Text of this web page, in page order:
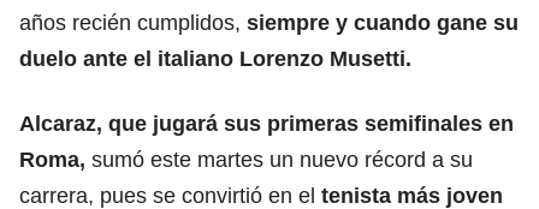
años recién cumplidos, siempre y cuando gane su
duelo ante el italiano Lorenzo Musetti.
Alcaraz, que jugará sus primeras semifinales en
Roma, sumó este martes un nuevo récord a su
carrera, pues se convirtió en el tenista más joven